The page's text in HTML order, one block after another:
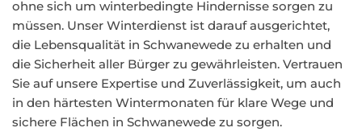
ohne sich um winterbedingte Hindernisse sorgen zu
müssen. Unser Winterdienst ist darauf ausgerichtet,
die Lebensqualität in Schwanewede zu erhalten und
die Sicherheit aller Bürger zu gewährleisten. Vertrauen
Sie auf unsere Expertise und Zuverlässigkeit, um auch
in den härtesten Wintermonaten für klare Wege und
sichere Flächen in Schwanewede zu sorgen.